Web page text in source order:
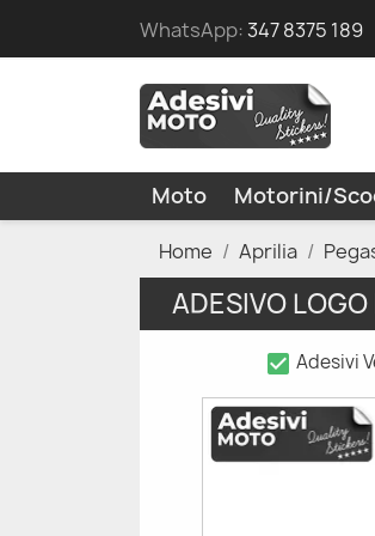
WhatsApp:347 8375 189
Moto Motorini/
Home Aprilia
ADESIVO
check_box Adesivi